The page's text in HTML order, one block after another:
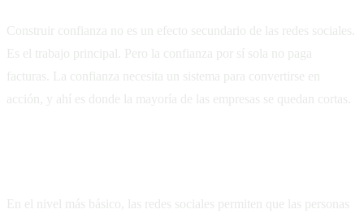
Construir confianza no es un efecto secundario de las redes sociales.
Es el trabajo principal. Pero la confianza por sí sola no paga
facturas. La confianza necesita un sistema para convertirse en
acción, y ahí es donde la mayoría de las empresas se quedan cortas.
En el nivel más básico, las redes sociales permiten que las personas